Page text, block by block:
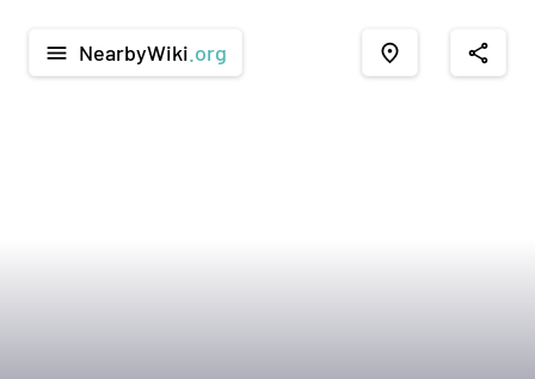
menu NearbyWiki .org place share